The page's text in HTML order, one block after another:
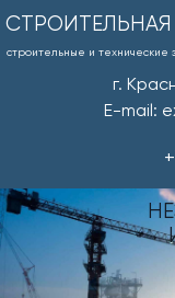
строительные и технические
г.
E-mail: